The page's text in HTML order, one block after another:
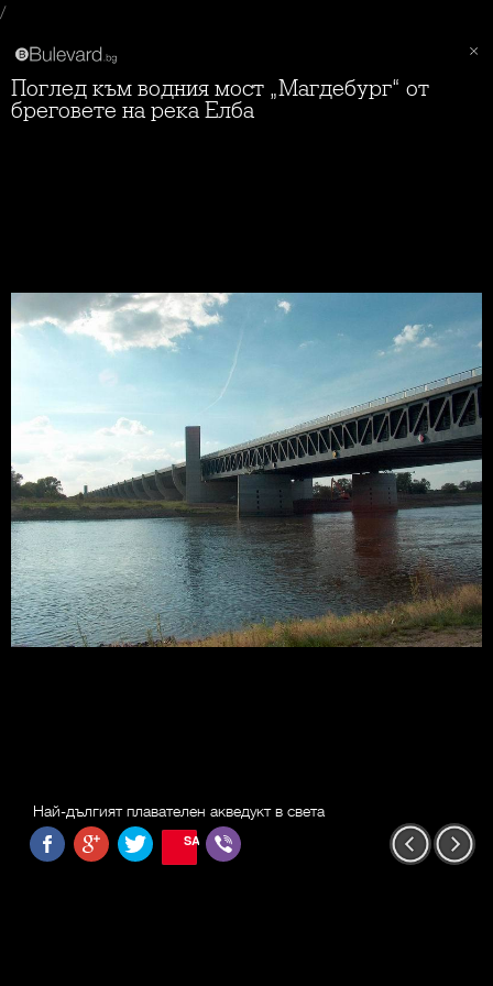
/
Поглед към водния мост „Магдебург“ от
бреговете на река Елба
Най-дългият плавателен акведукт в света
SAVE